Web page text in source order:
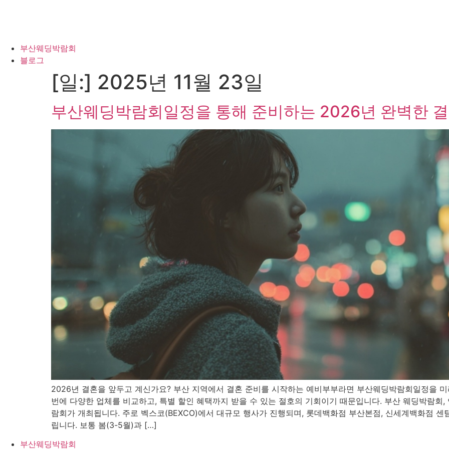
부산웨딩박람회
블로그
[일:] 2025년 11월 23일
부산웨딩박람회일정을 통해 준비하는 2026년 완벽한
2026년 결혼을 앞두고 계신가요? 부산 지역에서 결혼 준비를 시작하는 예비부부라면 부산웨딩박람회일정을
번에 다양한 업체를 비교하고, 특별 할인 혜택까지 받을 수 있는 절호의 기회이기 때문입니다. 부산 웨딩박람회
람회가 개최됩니다. 주로 벡스코(BEXCO)에서 대규모 행사가 진행되며, 롯데백화점 부산본점, 신세계백화점
립니다. 보통 봄(3-5월)과 […]
부산웨딩박람회